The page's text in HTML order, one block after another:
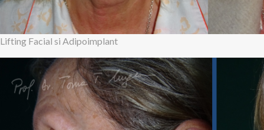
Lifting Facial si Adipoimplant